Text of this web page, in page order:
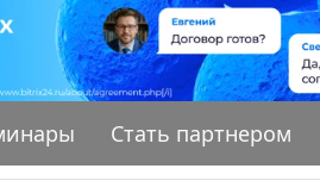
Стать партнером